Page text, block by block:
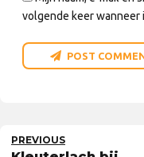
volgende keer wanneer
POST
PREVIOUS